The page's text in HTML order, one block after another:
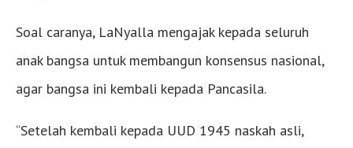
Soal caranya, LaNyalla mengajak kepada seluruh
anak bangsa untuk membangun konsensus nasional,
agar bangsa ini kembali kepada Pancasila.
“Setelah kembali kepada UUD 1945 naskah asli,